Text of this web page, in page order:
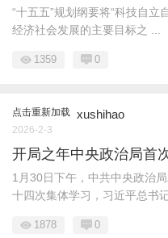
“十五五”规划纲要将“科技自立
经济社会发展的主要目标之 ...
1359 0
点击重新加载 xushihao
2026-2-3
开局之年中央政治局首
1月30日下午，中共中央政治
十四次集体学习，习近平总书记
1878 0